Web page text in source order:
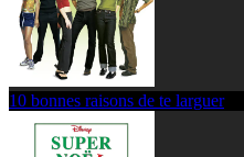
10 bonnes raisons de te larguer